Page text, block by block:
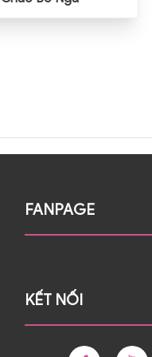
FANPAGE
KẾT NỐI